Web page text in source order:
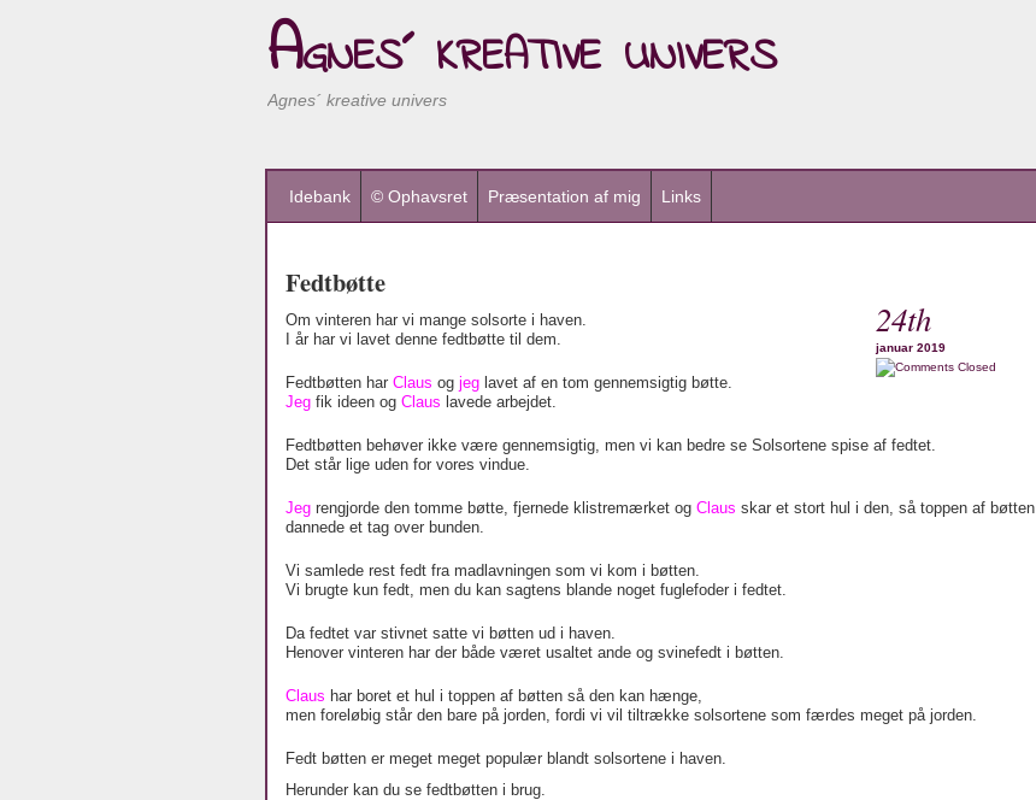
Agnes´ kreative univers
Agnes´ kreative univers
Idebank © Ophavsret Præsentation af mig Links
Fedtbøtte
24th
januar 2019
Closed
Om vinteren har vi mange solsorte i haven.
I år har vi lavet denne fedtbøtte til dem.
Fedtbøtten har Claus og jeg lavet af en tom gennemsigtig bøtte.
Jeg fik ideen og Claus lavede arbejdet.
Fedtbøtten behøver ikke være gennemsigtig, men vi kan bedre se Solsortene spise af fedtet.
Det står lige uden for vores vindue.
Jeg rengjorde den tomme bøtte, fjernede klistremærket og Claus skar et stort hul i den, så toppen af bøtten
dannede et tag over bunden.
Vi samlede rest fedt fra madlavningen som vi kom i bøtten.
Vi brugte kun fedt, men du kan sagtens blande noget fuglefoder i fedtet.
Da fedtet var stivnet satte vi bøtten ud i haven.
Henover vinteren har der både været usaltet ande og svinefedt i bøtten.
Claus har boret et hul i toppen af bøtten så den kan hænge,
men foreløbig står den bare på jorden, fordi vi vil tiltrække solsortene som færdes meget på jorden.
Fedt bøtten er meget meget populær blandt solsortene i haven.
Herunder kan du se fedtbøtten i brug.